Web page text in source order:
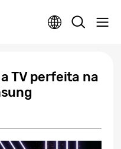
TV perfeita na